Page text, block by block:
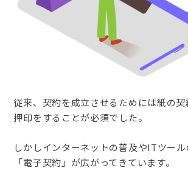
従来、契約を成立させるためには紙の
押印をすることが必須でした。
しかしインターネットの普及やITツール
「電子契約」が広がってきています。